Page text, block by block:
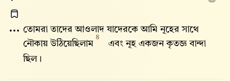
তোমরা তাদের আওলাদ যাদেরকে আমি নূহের সাথে
নৌকায় উঠিয়েছিলাম
৪
এবং নূহ একজন কৃতজ্ঞ বান্দা
ছিল।